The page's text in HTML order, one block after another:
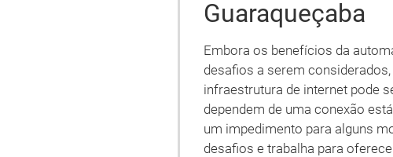
Guaraqueçaba
Embora os benefícios da
desafios a serem
infraestrutura de internet pode
dependem de uma conexão
um impedimento para alguns
desafios e trabalha para